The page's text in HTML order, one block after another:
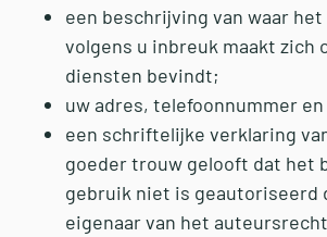
een beschrijving van waar
volgens u inbreuk maakt zich
diensten bevindt;
uw adres, telefoonnummer
een schriftelijke verklaring
goeder trouw gelooft dat het
gebruik niet is geautoriseerd
eigenaar van het